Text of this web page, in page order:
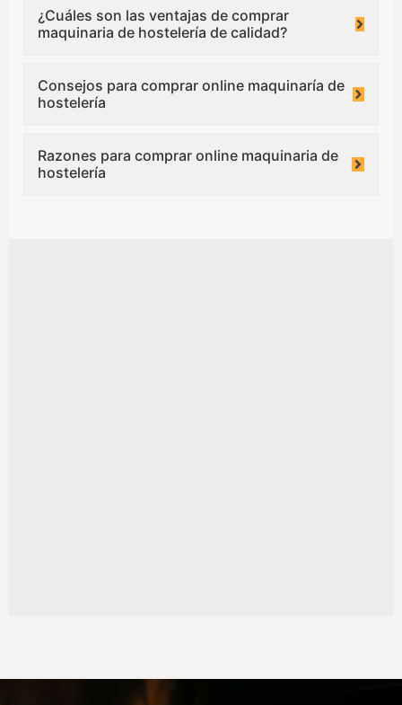
¿Cuáles son las ventajas de comprar
maquinaria de hostelería de calidad?
Consejos para comprar online maquinaría de
hostelería
Razones para comprar online maquinaria de
hostelería